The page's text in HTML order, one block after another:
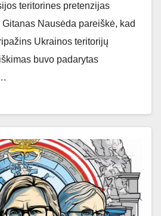
teritorines pretenzijas
Nausėda pareiškė, kad
Ukrainos teritorijų
buvo padarytas